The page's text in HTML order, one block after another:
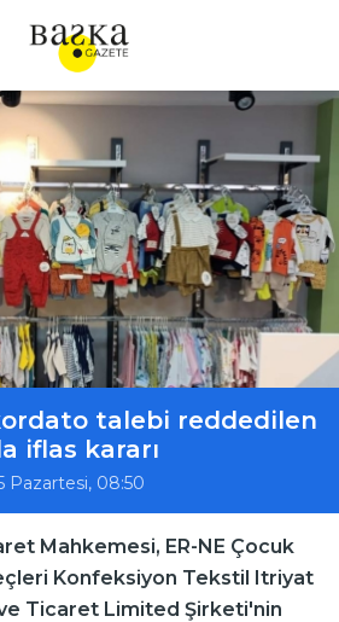
talebi reddedilen
iflas kararı
Pazartesi, 08:50
Mahkemesi, ER-NE Çocuk
Konfeksiyon Tekstil Itriyat
Ticaret Limited Şirketi'nin